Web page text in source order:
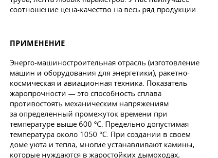
соотношение цена-качество на весь ряд продукции.
ПРИМЕНЕНИЕ
Энерго-машиностроительная отрасль (изготовление
машин и оборудования для энергетики), ракетно-
космическая и авиационная техника. Показатель
жаропрочности — это способность сплава
противостоять механическим напряжениям
за определенный промежуток времени при
температуре выше 600 °C. Предельно допустимая
температура около 1050 °C. При создании в своем
доме уюта и тепла, многие устанавливают камины,
которые нуждаются в жаростойких дымоходах,